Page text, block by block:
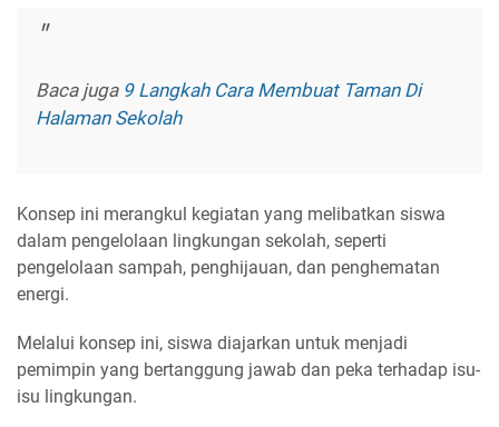
Baca juga 9 Langkah Cara Membuat Taman Di
Halaman Sekolah
Konsep ini merangkul kegiatan yang melibatkan siswa
dalam pengelolaan lingkungan sekolah, seperti
pengelolaan sampah, penghijauan, dan penghematan
energi.
Melalui konsep ini, siswa diajarkan untuk menjadi
pemimpin yang bertanggung jawab dan peka terhadap isu-
isu lingkungan.